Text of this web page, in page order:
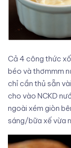
Cả 4 công thức
béo và thơmmm
chỉ cần thủ sẵn
cho vào NCKD
ngoài xém giòn
sáng/bữa xế vừa